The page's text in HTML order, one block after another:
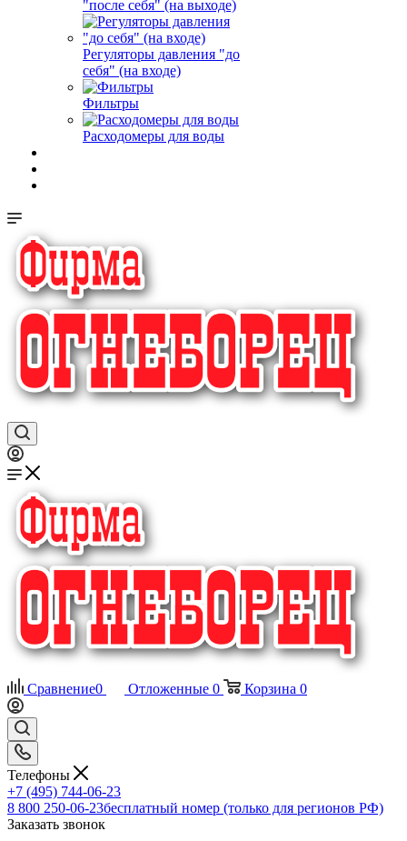
"после себя" (на выходе)
Регуляторы давления "до
себя" (на входе)
Фильтры
Расходомеры для воды
Сравнение0 Отложенные 0 Корзина 0
Телефоны
+7 (495) 744-06-23
8 800 250-06-23бесплатный номер (только для регионов РФ)
Заказать звонок